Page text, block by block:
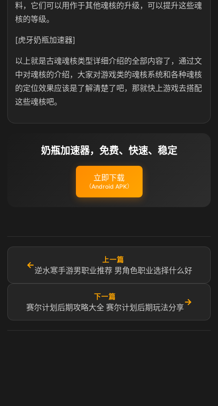
料，它们可以用作于其他魂核的升级，可以提升这些魂
核的等级。
[虎牙奶瓶加速器]
以上就是古魂魂核类型详细介绍的全部内容了，通过文
中对魂核的介绍，大家对游戏类的魂核系统和各种魂核
的定位效果应该是了解清楚了吧，那就快上游戏去搭配
这些魂核吧。
奶瓶加速器，免费、快速、稳定
立即下载
（Android APK）
←
上一篇
逆水寒手游男职业推荐 男角色职业选择什么好
下一篇
赛尔计划后期攻略大全 赛尔计划后期玩法分享
→